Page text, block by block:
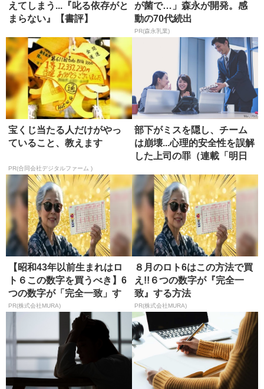
えてしまう...『叱る依存がと
まらない』【書評】
が菌で…」森永が開発。感
動の70代続出
PR(森永乳業)
宝くじ当たる人だけがやっ
ていること、教えます
PR(合同会社デジタルファーム )
部下がミスを隠し、チーム
は崩壊...心理的安全性を誤解
した上司の罪（連載「明日
【昭和43年以前生まれはロ
ト６この数字を買うべき】6
つの数字が「完全一致」す
る方...
PR(株式会社MURA)
８月のロト6はこの方法で買
え!!６つの数字が『完全一
致』する方法
PR(株式会社MURA)